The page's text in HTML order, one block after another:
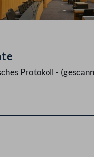
Protokoll -